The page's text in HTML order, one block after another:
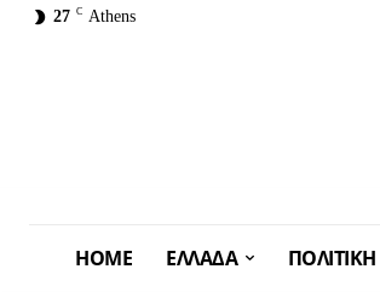
27 C Athens
HOME ΕΛΛΑΔΑ ΠΟΛΙΤΙΚΗ